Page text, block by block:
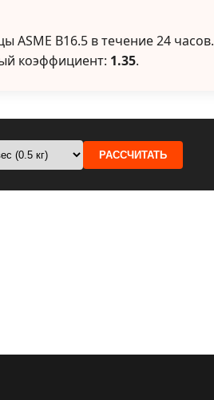
ASME B16.5 в течение 24 часов.
коэффициент: 1.35.
РАССЧИТАТЬ